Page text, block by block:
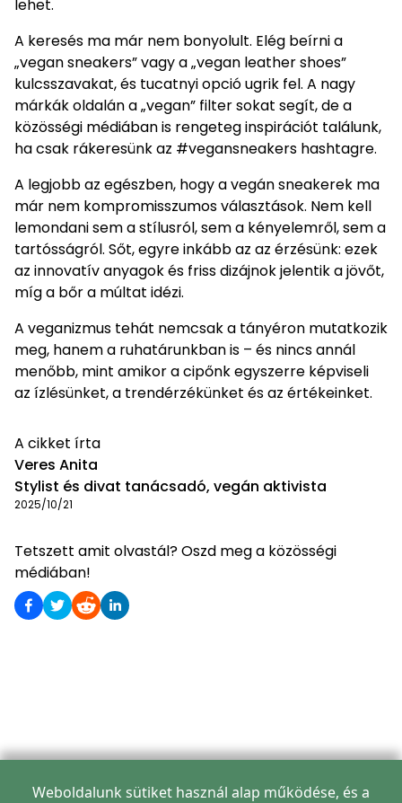
lehet.
A keresés ma már nem bonyolult. Elég beírni a
„vegan sneakers” vagy a „vegan leather shoes”
kulcsszavakat, és tucatnyi opció ugrik fel. A nagy
márkák oldalán a „vegan” filter sokat segít, de a
közösségi médiában is rengeteg inspirációt találunk,
ha csak rákeresünk az #vegansneakers hashtagre.
A legjobb az egészben, hogy a vegán sneakerek ma
már nem kompromisszumos választások. Nem kell
lemondani sem a stílusról, sem a kényelemről, sem a
tartósságról. Sőt, egyre inkább az az érzésünk: ezek
az innovatív anyagok és friss dizájnok jelentik a jövőt,
míg a bőr a múltat idézi.
A veganizmus tehát nemcsak a tányéron mutatkozik
meg, hanem a ruhatárunkban is – és nincs annál
menőbb, mint amikor a cipőnk egyszerre képviseli
az ízlésünket, a trendérzékünket és az értékeinket.
A cikket írta
Veres Anita
Stylist és divat tanácsadó, vegán aktivista
2025/10/21
Tetszett amit olvastál? Oszd meg a közösségi
médiában!
Weboldalunk sütiket használ alap működése, és a